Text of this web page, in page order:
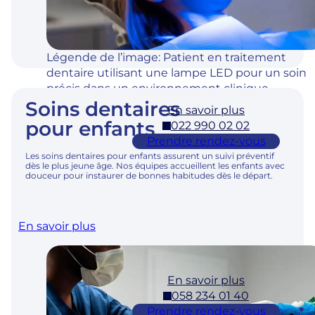
Seyon 10
2000
Neuchât
7h – 19h
Sa : sur
rendez-
vous
Nyon
Adresse
Rue de
la
Nyon
Horaires
Lu – Ve :
7h – 19h
En savoir plus
022 990 02 02
Prendre rendez-vous
Pully
Adresse Horaires
En savoir plus
058 234 01 40
Prendre rendez-vous
Légende de l’image: Patient en traitement
dentaire utilisant une lampe LED pour un soin
précis dans un environnement clinique
moderne.
Soins dentaires
pour enfants
Les soins dentaires pour enfants assurent un suivi préventif
dès le plus jeune âge. Nos équipes accueillent les enfants avec
douceur pour instaurer de bonnes habitudes dès le départ.
En savoir plus